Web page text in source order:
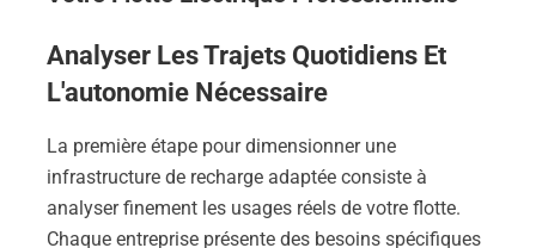
Analyser Les Trajets Quotidiens Et
L'autonomie Nécessaire
La première étape pour dimensionner une
infrastructure de recharge adaptée consiste à
analyser finement les usages réels de votre flotte.
Chaque entreprise présente des besoins spécifiques